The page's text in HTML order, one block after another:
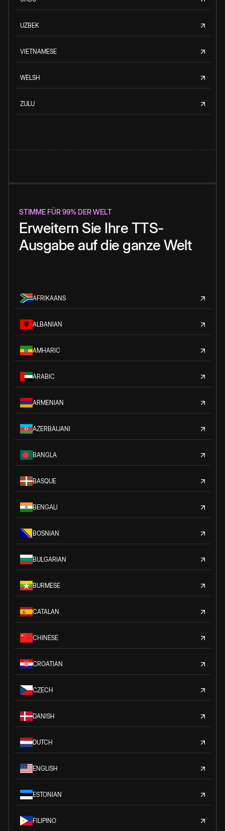
UZBEK
VIETNAMESE
WELSH
ZULU
STIMME FÜR 99% DER WELT
Erweitern Sie Ihre TTS-
Ausgabe auf die ganze Welt
AFRIKAANS
ALBANIAN
AMHARIC
ARABIC
ARMENIAN
AZERBAIJANI
BANGLA
BASQUE
BENGALI
BOSNIAN
BULGARIAN
BURMESE
CATALAN
CHINESE
CROATIAN
CZECH
DANISH
DUTCH
ENGLISH
ESTONIAN
FILIPINO